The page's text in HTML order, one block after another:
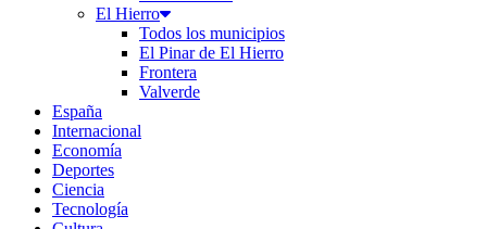
El Hierro
Todos los municipios
El Pinar de El Hierro
Frontera
Valverde
España
Internacional
Economía
Deportes
Ciencia
Tecnología